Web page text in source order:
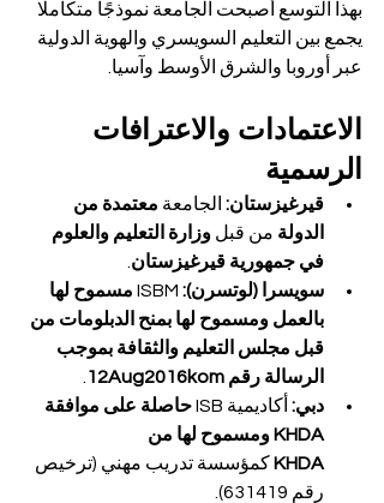
بهذا التوسع أصبحت الجامعة نموذجًا متكاملًا
يجمع بين التعليم السويسري والهوية الدولية
عبر أوروبا والشرق الأوسط وآسيا.
الاعتمادات والاعترافات
الرسمية
قيرغيزستان: الجامعة معتمدة من
الدولة من قبل وزارة التعليم والعلوم
في جمهورية قيرغيزستان
سويسرا (لوتسرن):
مسموح لها
بالعمل ومسموح لها بمنح الدبلومات من
قبل مجلس التعليم والثقافة بموجب
الرسالة رقم 12Aug2016kom
دبي: أكاديمية ISB
حاصلة على موافقة
KHDA ومسموح لها من
KHDA كمؤسسة تدريب مهني (ترخيص
رقم 631419).